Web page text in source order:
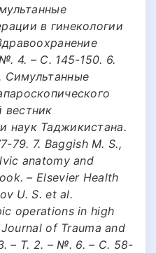
в гинекологии
4. – С. 145-150. 6.
Симультанные
наук Таджикистана.
79. 7. Baggish M. S.,
anatomy and
– Elsevier Health
U. S. et al.
operations in high
of Trauma and
– Т. 2. – №. 6. – С. 58-